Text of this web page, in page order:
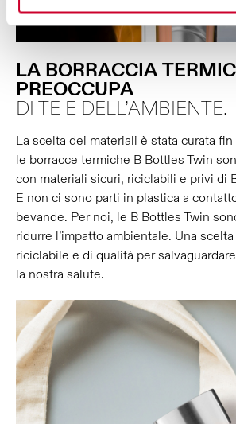
LA BORRACCIA
PREOCCUPA
DI TE E DELL’AMBIENTE.
La scelta dei materiali è stata curata
le borracce termiche B Bottles Twin
con materiali sicuri, riciclabili e privi di
E non ci sono parti in plastica a
bevande. Per noi, le B Bottles Twin
ridurre l’impatto ambientale. Una
riciclabile e di qualità per
la nostra salute.